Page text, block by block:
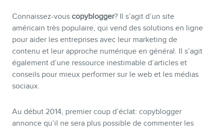
Ebooks
Connaissez-vous copyblogger? Il s’agit d’un site
américain très populaire, qui vend des solutions en ligne
pour aider les entreprises avec leur marketing de
contenu et leur approche numérique en général. Il s’agit
également d’une ressource inestimable d’articles et
conseils pour mieux performer sur le web et les médias
sociaux.
Au début 2014, premier coup d’éclat: copyblogger
annonce qu’il ne sera plus possible de commenter les